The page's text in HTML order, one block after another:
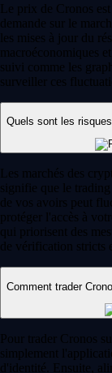
Le prix de Cronos
demande sur le
les mises à jour du
macroéconomiques
suivi comme les
surveiller ces
Quels sont les
Les marchés des
signifie que le
de vos avoirs peut
protéger l'accès à
qui priorisent des
de vérification stricts
Comment trader
Pour trader Cronos
simplement
d'identité. Ensuite,